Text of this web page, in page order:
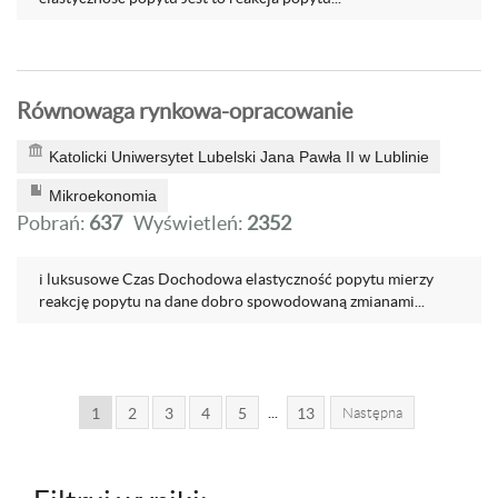
Równowaga rynkowa-opracowanie
Katolicki Uniwersytet Lubelski Jana Pawła II w Lublinie
Mikroekonomia
Pobrań: 637 Wyświetleń: 2352
i luksusowe Czas Dochodowa elastyczność popytu mierzy
reakcję popytu na dane dobro spowodowaną zmianami...
1 2 3 4 5 13 Następna